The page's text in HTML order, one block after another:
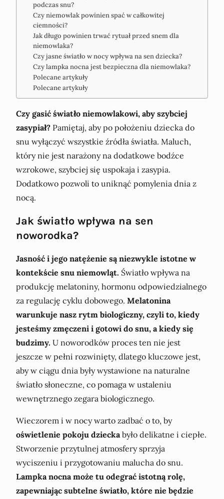
podczas snu?
Czy niemowlak powinien spać w całkowitej
ciemności?
Jak długo powinien trwać rytuał przed snem dla
niemowlaka?
Czy jasne światło w nocy wpływa na sen dziecka?
Czy lampka nocna jest bezpieczna dla niemowlaka?
Polecane artykuły
Polecane artykuły
Czy gasić światło niemowlakowi, aby szybciej
zasypiał? Pamiętaj, aby po położeniu dziecka do
snu wyłączyć wszystkie źródła światła. Maluch,
który nie jest narażony na dodatkowe bodźce
wzrokowe, szybciej się uspokaja i zasypia.
Dodatkowo pozwoli to uniknąć pomylenia dnia z
nocą.
Jak światło wpływa na sen
noworodka?
Jasność i jego natężenie są niezwykle istotne w
kontekście snu niemowląt. Światło wpływa na
produkcję melatoniny, hormonu odpowiedzialnego
za regulację cyklu dobowego. Melatonina
warunkuje nasz rytm biologiczny, czyli to, kiedy
jesteśmy zmęczeni i gotowi do snu, a kiedy się
budzimy. U noworodków proces ten nie jest
jeszcze w pełni rozwinięty, dlatego kluczowe jest,
aby w ciągu dnia były wystawione na naturalne
światło słoneczne, co pomaga w ustaleniu
wewnętrznego zegara biologicznego.
Wieczorem i w nocy warto zadbać o to, by
oświetlenie pokoju dzieckabyło delikatne i ciepłe.
Stworzenie przytulnej atmosfery sprzyja
wyciszeniu i przygotowaniu malucha do snu.
Lampka nocna może tu odegrać istotną rolę,
zapewniając subtelne światło, które nie będzie